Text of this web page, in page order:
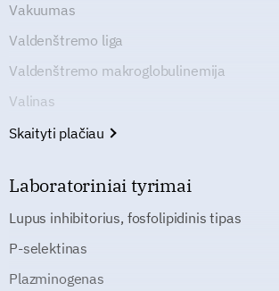
Vakuumas
Valdenštremo liga
Valdenštremo makroglobulinemija
Valinas
Skaityti plačiau
Laboratoriniai tyrimai
Lupus inhibitorius, fosfolipidinis tipas
P-selektinas
Plazminogenas